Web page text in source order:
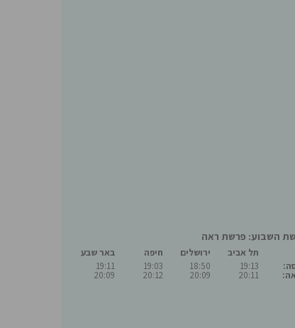
השבוע: פרשת ראה
תל אביב
19:13
20:11
ירושלים
18:50
20:09
חיפה
19:03
20:12
באר שבע
19:11
20:09